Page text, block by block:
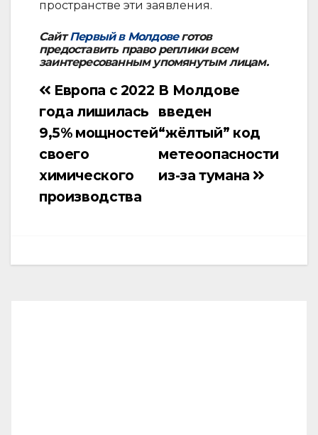
пространстве эти заявления.
СайтПервый в Молдовеготов
предоставить право реплики всем
заинтересованным упомянутым лицам.
Навигация
по
В Молдове
введен
“жёлтый” код
метеоопасности
из-за тумана
Европа с 2022
года лишилась
9,5% мощностей
своего
химического
производства